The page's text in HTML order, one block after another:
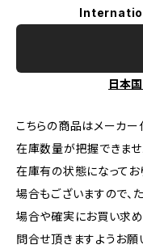
日本
こちらの商品はメーカー
在庫数量が把握できませ
在庫有の状態になってお
場合もございますので、
場合や確実にお買い求
問合せ頂きますようお願